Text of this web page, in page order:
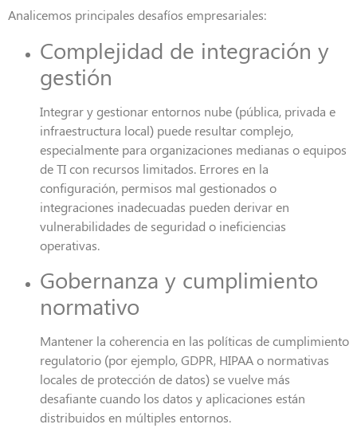
Analicemos principales desafíos empresariales:
Complejidad de integración y
gestión
Integrar y gestionar entornos nube (pública, privada e
infraestructura local) puede resultar complejo,
especialmente para organizaciones medianas o equipos
de TI con recursos limitados. Errores en la
configuración, permisos mal gestionados o
integraciones inadecuadas pueden derivar en
vulnerabilidades de seguridad o ineficiencias
operativas.
Gobernanza y cumplimiento
normativo
Mantener la coherencia en las políticas de cumplimiento
regulatorio (por ejemplo, GDPR, HIPAA o normativas
locales de protección de datos) se vuelve más
desafiante cuando los datos y aplicaciones están
distribuidos en múltiples entornos.